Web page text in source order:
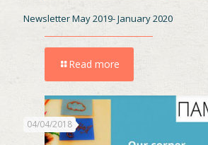
Newsletter May 2019- January 2020
Read more
04/04/2018